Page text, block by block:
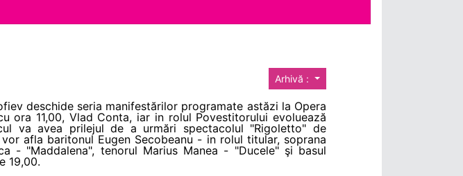
Arhivă :
deschide seria manifestărilor programate astăzi la Opera
ora 11,00, Vlad Conta, iar in rolul Povestitorului evoluează
va avea prilejul de a urmări spectacolul "Rigoletto" de
afla baritonul Eugen Secobeanu - in rolul titular, soprana
- "Maddalena", tenorul Marius Manea - "Ducele" şi basul
19,00.